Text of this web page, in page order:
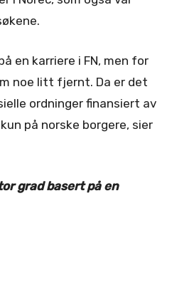
en karriere i FN, men for
noe litt fjernt. Da er det
ordninger finansiert av
på norske borgere, sier
grad basert på en